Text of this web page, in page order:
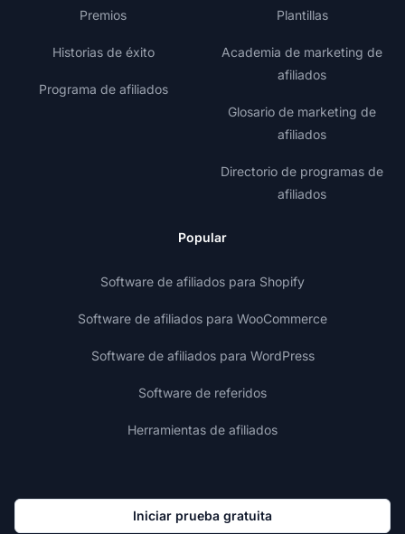
Premios
Historias de éxito
Programa de afiliados
Plantillas
Academia de marketing de
afiliados
Glosario de marketing de
afiliados
Directorio de programas de
afiliados
Popular
Software de afiliados para Shopify
Software de afiliados para WooCommerce
Software de afiliados para WordPress
Software de referidos
Herramientas de afiliados
Iniciar prueba gratuita